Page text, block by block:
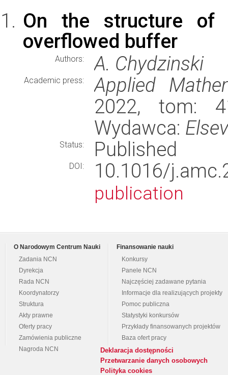
On the structure of
overflowed buffer
Authors: A. Chydzinski
Academic press:
Applied
2022, tom:
Wydawca:
Status: Published
DOI: 10.1016/
publication
O Narodowym Centrum Nauki
Zadania NCN
Dyrekcja
Rada NCN
Koordynatorzy
Struktura
Akty prawne
Oferty pracy
Zamówienia publiczne
Nagroda NCN
Finansowanie nauki
Konkursy
Panele NCN
Najczęściej zadawane pytania
Informacje dla realizujących projekty
Pomoc publiczna
Statystyki konkursów
Przykłady finansowanych projektów
Baza ofert pracy
Deklaracja dostępności
Przetwarzanie danych osobowych
Polityka cookies